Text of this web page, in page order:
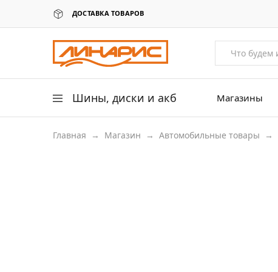
ДОСТАВКА ТОВАРОВ
Линарис
Продажа
шин,
дисков
аккумуляторов
Шины, диски и акб
Легковые шины
Магазины
Главная → Магазин → Автомобильные товары →